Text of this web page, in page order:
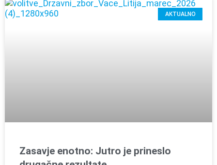
AKTUALNO
Zasavje enotno: Jutro je prineslo